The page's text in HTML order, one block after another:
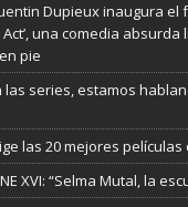
Dupieux inaugura el
una comedia
pie
las series, estamos
las 20 mejores películas
XVI: “Selma Mutal, la